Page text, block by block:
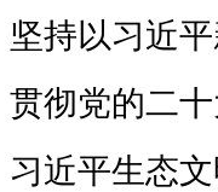
坚持以习近
贯彻党的二
习近平生态